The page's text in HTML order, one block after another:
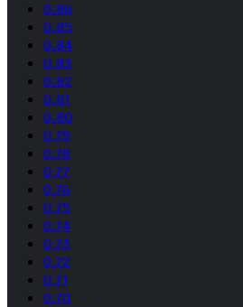
0.86
0.85
0.84
0.83
0.82
0.81
0.80
0.79
0.78
0.77
0.76
0.75
0.74
0.73
0.72
0.71
0.70